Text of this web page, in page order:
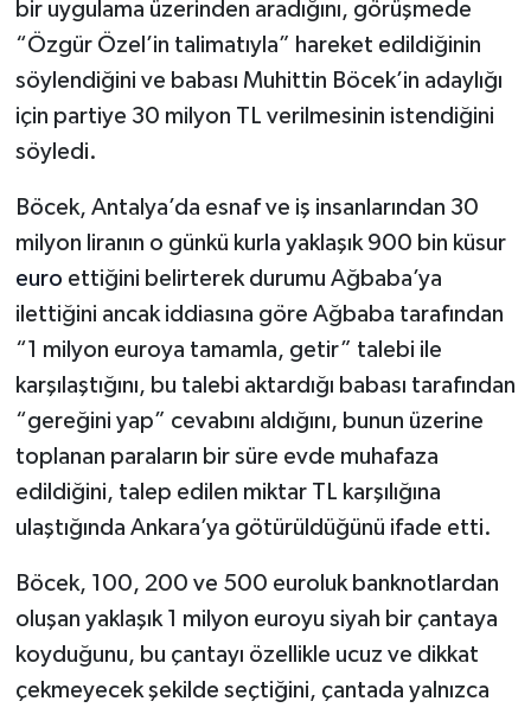
bir uygulama üzerinden aradığını, görüşmede
“Özgür Özel’in talimatıyla” hareket edildiğinin
söylendiğini ve babası Muhittin Böcek’in adaylığı
için partiye 30 milyon TL verilmesinin istendiğini
söyledi.
Böcek, Antalya’da esnaf ve iş insanlarından 30
milyon liranın o günkü kurla yaklaşık 900 bin küsur
euro ettiğini belirterek durumu Ağbaba’ya
ilettiğini ancak iddiasına göre Ağbaba tarafından
“1 milyon euroya tamamla, getir” talebi ile
karşılaştığını, bu talebi aktardığı babası tarafından
“gereğini yap” cevabını aldığını, bunun üzerine
toplanan paraların bir süre evde muhafaza
edildiğini, talep edilen miktar TL karşılığına
ulaştığında Ankara’ya götürüldüğünü ifade etti.
Böcek, 100, 200 ve 500 euroluk banknotlardan
oluşan yaklaşık 1 milyon euroyu siyah bir çantaya
koyduğunu, bu çantayı özellikle ucuz ve dikkat
çekmeyecek şekilde seçtiğini, çantada yalnızca